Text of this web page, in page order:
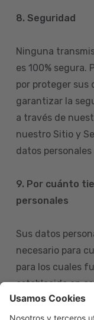
8. Seguridad
Ninguna
es 100% segura.
por proteger sus
garantizar la
a través de
nuestro Sitio y
datos
9. Por cuánto
personales
Sus datos
necesario para
para los cuales
establecido en
eliminemos sus
de datos, tenga